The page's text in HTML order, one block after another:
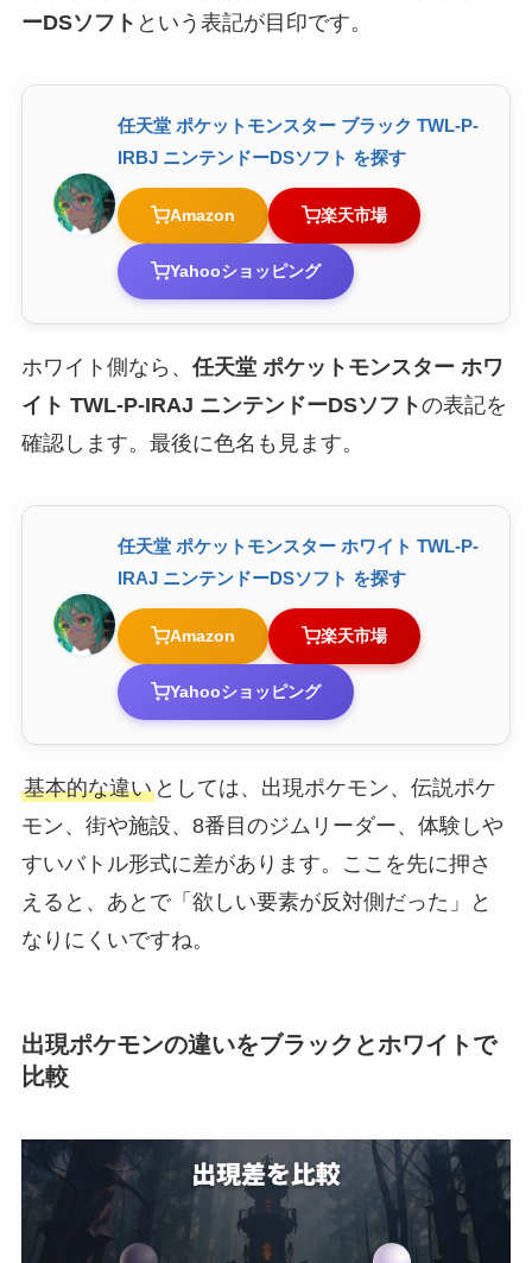
ーDSソフト という表記が目印です。
任天堂 ポケットモンスター ブラック TWL-P-
IRBJ ニンテンドーDSソフト を探す
Amazon 楽天市場
Yahooショッピング
ホワイト側なら、 任天堂 ポケットモンスター ホワ
イト TWL-P-IRAJ ニンテンドーDSソフトの表記を
確認します。最後に色名も見ます。
任天堂 ポケットモンスター ホワイト TWL-P-
IRAJ ニンテンドーDSソフト を探す
Amazon 楽天市場
Yahooショッピング
基本的な違いとしては、出現ポケモン、伝説ポケ
モン、街や施設、8番目のジムリーダー、体験しや
すいバトル形式に差があります。ここを先に押さ
えると、あとで「欲しい要素が反対側だった」と
なりにくいですね。
出現ポケモンの違いをブラックとホワイトで
比較